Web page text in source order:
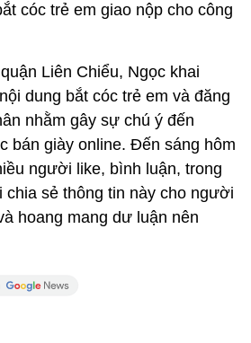
cóc trẻ em giao nộp cho công
Liên Chiểu, Ngọc khai
dung bắt cóc trẻ em và đăng
nhằm gây sự chú ý đến
bán giày online. Đến sáng hôm
người like, bình luận, trong
sẻ thông tin này cho người
hoang mang dư luận nên